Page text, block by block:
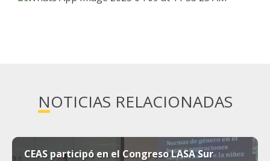
NOTICIAS RELACIONADAS
CEAS participó en el Congreso LASA Sur